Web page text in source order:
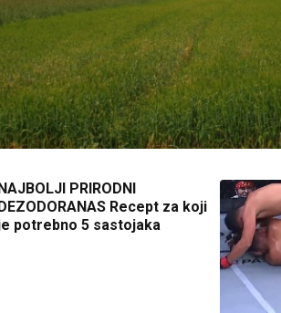
PRIRODNI
Recept za koji
potrebno 5 sastojaka